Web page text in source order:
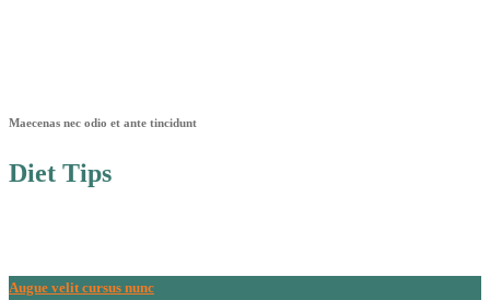
Maecenas nec odio et ante tincidunt
Diet Tips
Augue velit cursus nunc